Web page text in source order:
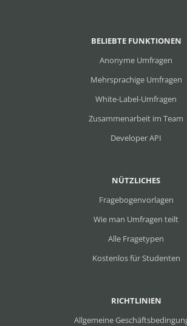
RICHTLINIEN
Allgemeine
NÜTZLICHES
Fragebogenvorlagen
Wie man Umfragen teilt
Alle Fragetypen
Kostenlos für Studenten
BELIEBTE FUNKTIONEN
Anonyme Umfragen
Mehrsprachige Umfragen
White-Label-Umfragen
Zusammenarbeit im Team
Developer API